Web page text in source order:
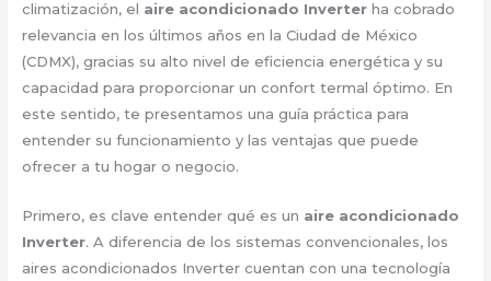
climatización, el aire acondicionado Inverter ha cobrado
relevancia en los últimos años en la Ciudad de México
(CDMX), gracias su alto nivel de eficiencia energética y su
capacidad para proporcionar un confort termal óptimo. En
este sentido, te presentamos una guía práctica para
entender su funcionamiento y las ventajas que puede
ofrecer a tu hogar o negocio.
Primero, es clave entender qué es un aire acondicionado
Inverter. A diferencia de los sistemas convencionales, los
aires acondicionados Inverter cuentan con una tecnología